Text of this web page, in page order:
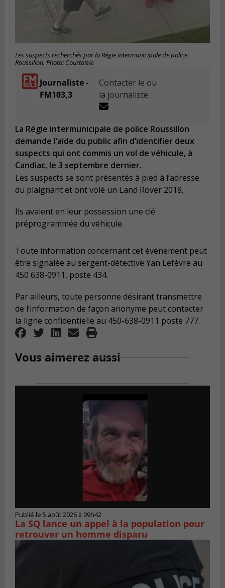
Les suspects recherchés par la Régie intermunicipale de police
Roussillon. Photo: Courtoisie
Journaliste -
FM103,3
Contacter le ou
la journaliste :
La Régie intermunicipale de police Roussillon
demande l’aide du public afin d’identifier deux
suspects qui ont commis un vol de véhicule, à
Candiac, le 3 septembre dernier.
Les suspects se sont présentés à pied à l’adresse
du plaignant et ont volé un Land Rover 2018.
Ils avaient en leur possession une clé
préprogrammée du véhicule.
Toute information concernant cet événement peut
être signalée au sergent-détective Yan Lefèvre au
450 638-0911, poste 434.
Par ailleurs, toute personne désirant transmettre
de l’information de façon anonyme peut contacter
la ligne confidentielle au 450-638-0911 poste 777.
Vous aimerez aussi
Publié le 5 août 2026 à 09h42
La SQ lance un appel à la population pour
retrouver un homme disparu